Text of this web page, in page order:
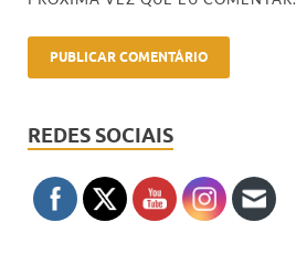
REDES SOCIAIS